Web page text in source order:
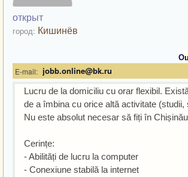
открыт
город: Кишинёв
E-mail: jobb.online@bk.ru
Lucru de la domiciliu cu orar flexibil.
de a îmbina cu orice altă activitate (studii,
Nu este absolut necesar să fiți în
Cerințe:
- Abilități de lucru la computer
- Conexiune stabilă la internet